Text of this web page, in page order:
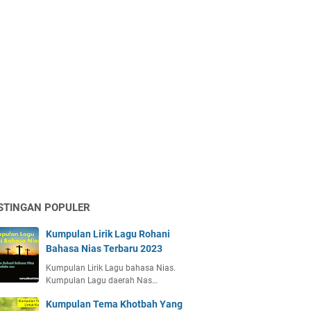
POPULER
Kumpulan Lirik Lagu Rohani
Bahasa Nias Terbaru 2023
Kumpulan Lirik Lagu bahasa Nias.
Kumpulan Lagu daerah Nas…
Kumpulan Tema Khotbah Yang